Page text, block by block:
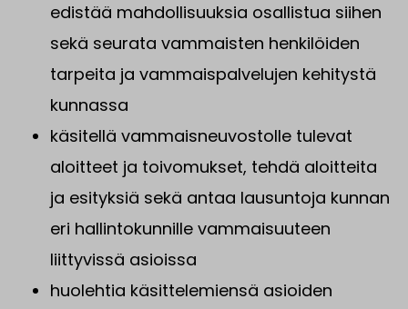
edistää mahdollisuuksia osallistua siihen
sekä seurata vammaisten henkilöiden
tarpeita ja vammaispalvelujen kehitystä
kunnassa
käsitellä vammaisneuvostolle tulevat
aloitteet ja toivomukset, tehdä aloitteita
ja esityksiä sekä antaa lausuntoja kunnan
eri hallintokunnille vammaisuuteen
liittyvissä asioissa
huolehtia käsittelemiensä asioiden